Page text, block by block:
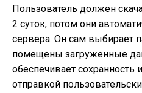
Пользователь должен
2 суток, потом они
сервера. Он сам выбирает
помещены загруженные
обеспечивает
отправкой